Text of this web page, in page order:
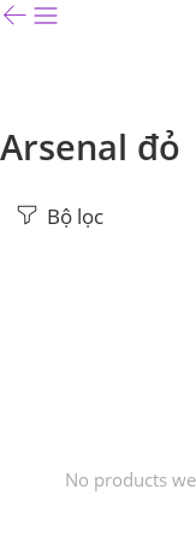
Arsenal đỏ
Bộ lọc
No products